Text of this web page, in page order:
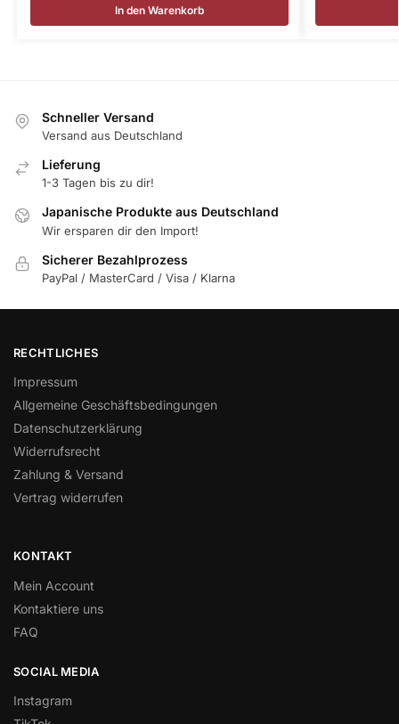
In den Warenkorb
Schneller Versand
Versand aus Deutschland
Lieferung
1-3 Tagen bis zu dir!
Japanische Produkte aus Deutschland
Wir ersparen dir den Import!
Sicherer Bezahlprozess
PayPal / MasterCard / Visa / Klarna
RECHTLICHES
Impressum
Allgemeine Geschäftsbedingungen
Datenschutzerklärung
Widerrufsrecht
Zahlung & Versand
Vertrag widerrufen
KONTAKT
Mein Account
Kontaktiere uns
FAQ
SOCIAL MEDIA
Instagram